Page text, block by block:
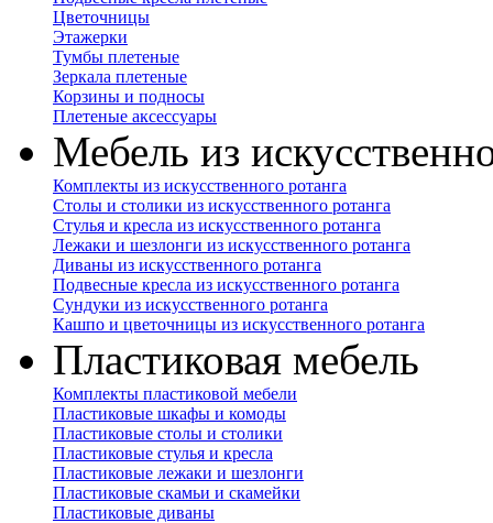
Цветочницы
Этажерки
Тумбы плетеные
Зеркала плетеные
Корзины и подносы
Плетеные аксессуары
Мебель из
Комплекты из искусственного ротанга
Столы и столики из искусственного ротанга
Стулья и кресла из искусственного ротанга
Лежаки и шезлонги из искусственного ротанга
Диваны из искусственного ротанга
Подвесные кресла из искусственного ротанга
Сундуки из искусственного ротанга
Кашпо и цветочницы из искусственного ротанга
Пластиковая мебель
Комплекты пластиковой мебели
Пластиковые шкафы и комоды
Пластиковые столы и столики
Пластиковые стулья и кресла
Пластиковые лежаки и шезлонги
Пластиковые скамьи и скамейки
Пластиковые диваны